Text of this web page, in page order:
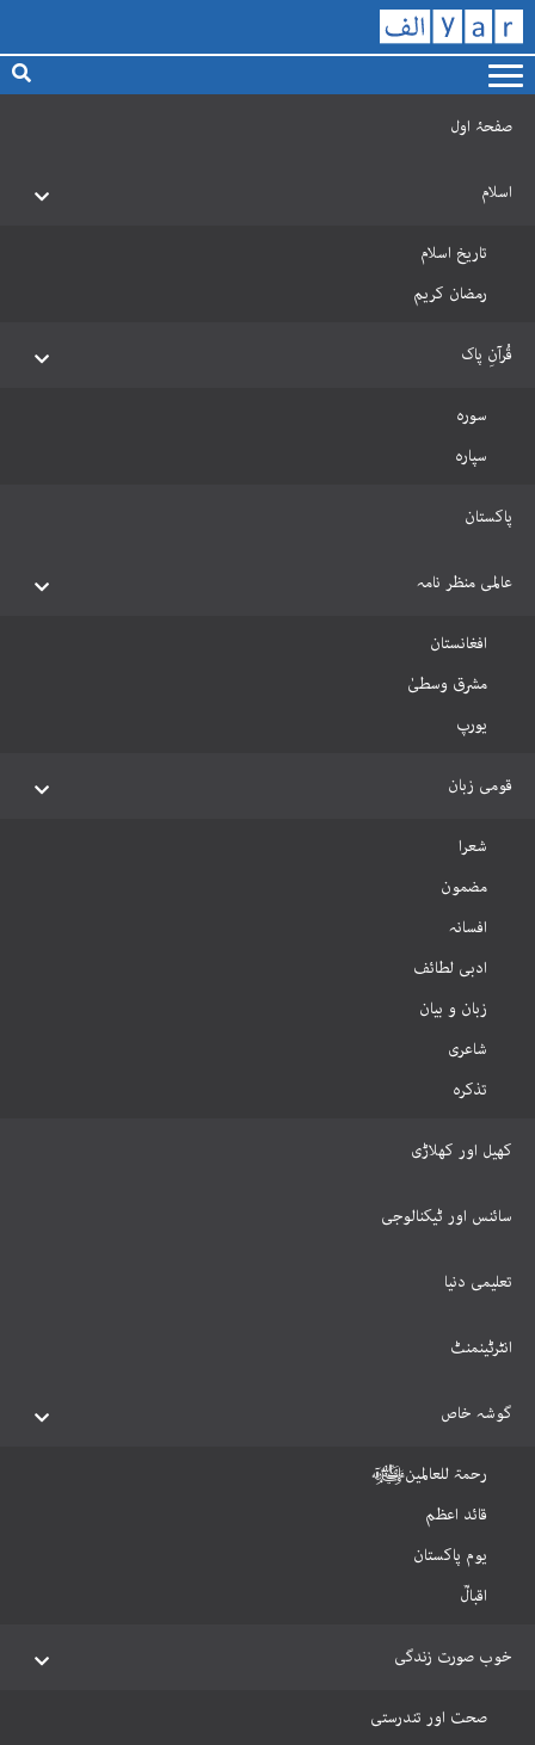
صفحۂ اول
اسلام
تاریخ اسلام
رمضان کریم
قُرآنِ پاک
سورہ
سپارہ
پاکستان
عالمی منظر نامہ
افغانستان
مشرق وسطیٰ
یورپ
قومی زبان
شعرا
مضمون
افسانہ
ادبی لطائف
زبان و بیان
شاعری
تذکرہ
کھیل اور کھلاڑی
سائنس اور ٹیکنالوجی
تعلیمی دنیا
انٹرٹینمنٹ
گوشہ خاص
رحمۃ للعالمینﷺ
قائد اعظم
یوم پاکستان
اقبالؒ
خوب صورت زندگی
صحت اور تندرستی